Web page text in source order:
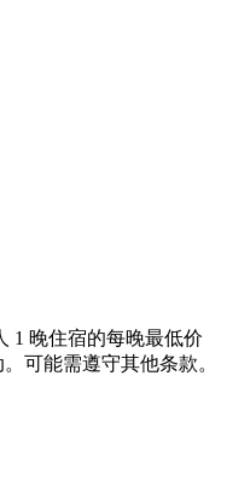
1 晚住宿的每晚最低价
可能需遵守其他条款。